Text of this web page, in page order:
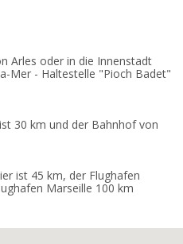
Arles oder in die Innenstadt
Mer - Haltestelle "Pioch Badet"
30 km und der Bahnhof von
ist 45 km, der Flughafen
Marseille 100 km